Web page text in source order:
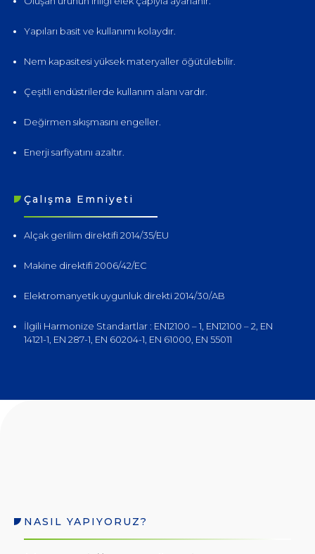
Yapıları basit ve kullanımı kolaydır.
Nem kapasitesi yüksek materyaller öğütülebilir.
Çeşitli endüstrilerde kullanım alanı vardır.
Değirmen sıkışmasını engeller.
Enerji sarfiyatını azaltır.
Çalışma Emniyeti
Alçak gerilim direktifi 2014/35/EU
Makine direktifi 2006/42/EC
Elektromanyetik uygunluk direkti 2014/30/AB
İlgili Harmonize Standartlar : EN12100 – 1, EN12100 – 2, EN
14121-1, EN 287-1, EN 60204-1, EN 61000, EN 55011
NASIL YAPIYORUZ?